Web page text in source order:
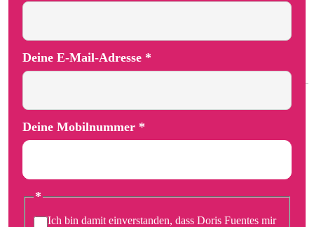
Deine E-Mail-Adresse *
Deine Mobilnummer *
*
Ich bin damit einverstanden, dass Doris Fuentes mir